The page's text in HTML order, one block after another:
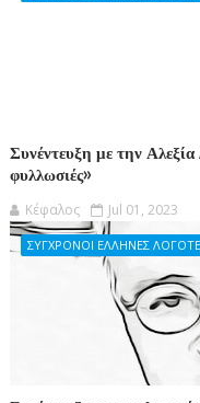
Συνέντευξη με την
φυλλωσιές»
Κέφαλος Jul 01, 2023
ΣΥΓΧΡΟΝΟΙ ΕΛΛΗΝΕΣ